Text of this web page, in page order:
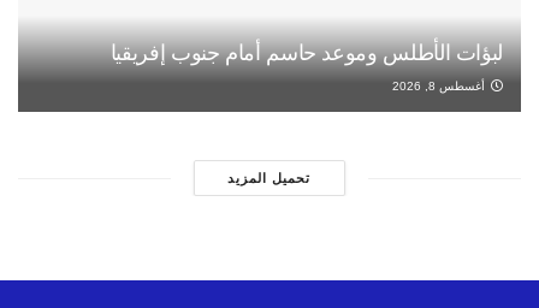
لبؤات الأطلس وموعد حاسم أمام جنوب إفريقيا
أغسطس 8, 2026
تحميل المزيد